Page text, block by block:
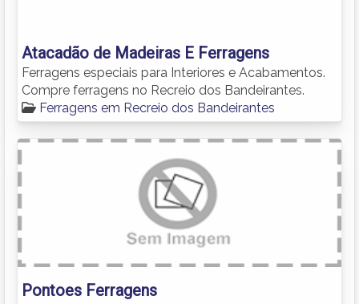
Atacadão de Madeiras E Ferragens
Ferragens especiais para Interiores e Acabamentos.
Compre ferragens no Recreio dos Bandeirantes.
Ferragens em Recreio dos Bandeirantes
Pontoes Ferragens